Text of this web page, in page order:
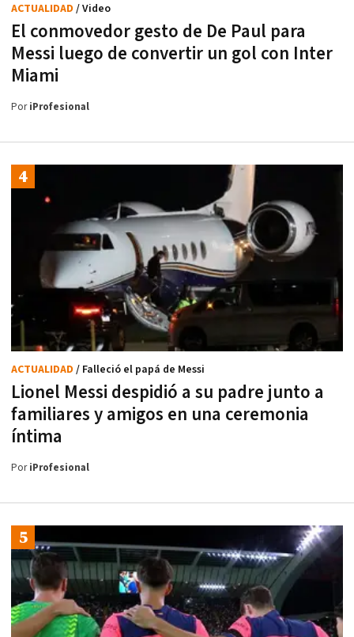
El conmovedor gesto de De Paul para
Messi luego de convertir un gol con Inter
Miami
ACTUALIDAD / Video
PoriProfesional
Lionel Messi despidió a su padre junto a
familiares y amigos en una ceremonia
íntima
ACTUALIDAD / Falleció el papá de Messi
PoriProfesional